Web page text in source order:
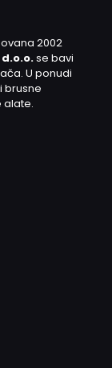
2002
se bavi
U ponudi
brusne
alate.